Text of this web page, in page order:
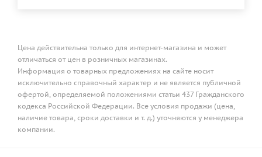
Цена действительна только для интернет-магазина и может
отличаться от цен в розничных магазинах.
Информация о товарных предложениях на сайте носит
исключительно справочный характер и не является публичной
офертой, определяемой положениями статьи 437 Гражданского
кодекса Российской Федерации. Все условия продажи (цена,
наличие товара, сроки доставки и т. д.) уточняются у менеджера
компании.